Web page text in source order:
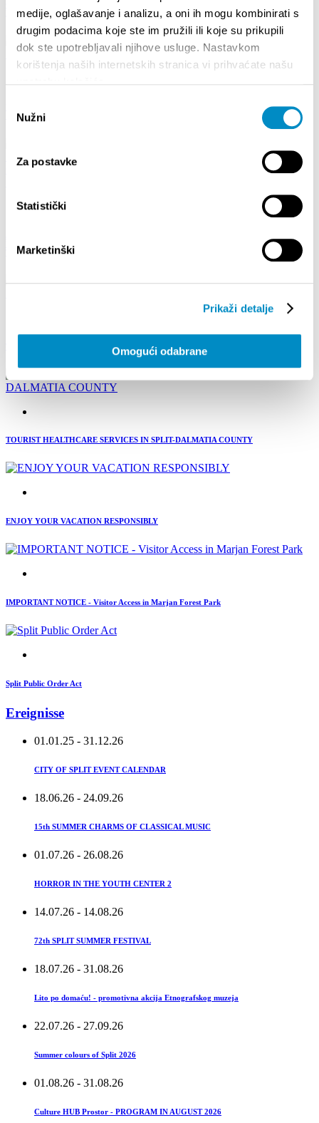
medije, oglašavanje i analizu, a oni ih mogu kombinirati s
drugim podacima koje ste im pružili ili koje su prikupili
dok ste upotrebljavali njihove usluge. Nastavkom
korištenja naših internetskih stranica vi prihvaćate našu
pristanka
Nužni
Za postavke
Statistički
Marketinški
Prikaži detalje
Omogući odabrane
Obavijest o Javnom natječaju za izbor najboljeg domaćina godine – Vaš domaćin / Local
Host 2026.
POZIV NA SUDJELOVANJE U ISTRAŽIVANJU O STAVOVIMA GRAĐANA SPLITA O
RAZVOJU TURIZMA
PROGRAMA, AKTIVNOSTI I PROJEKATA S CILJEM RAZVOJA I PROMOCIJE
TURIZMA GRADA SPLITA U 2026. GODINI
Temporary Closure of the Museum of Croatian Archaeological Monuments
TOURIST HEALTHCARE SERVICES IN SPLIT-DALMATIA COUNTY
ENJOY YOUR VACATION RESPONSIBLY
IMPORTANT NOTICE - Visitor Access in Marjan Forest Park
Split Public Order Act
Ereignisse
01.01.25 - 31.12.26
CITY OF SPLIT EVENT CALENDAR
18.06.26 - 24.09.26
15th SUMMER CHARMS OF CLASSICAL MUSIC
01.07.26 - 26.08.26
HORROR IN THE YOUTH CENTER 2
14.07.26 - 14.08.26
72th SPLIT SUMMER FESTIVAL
18.07.26 - 31.08.26
Lito po domaću! - promotivna akcija Etnografskog muzeja
22.07.26 - 27.09.26
Summer colours of Split 2026
01.08.26 - 31.08.26
Culture HUB Prostor - PROGRAM IN AUGUST 2026